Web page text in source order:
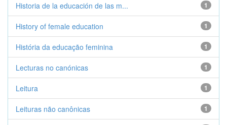
1
Historia de la educación de las m...
1
History of female education
1
História da educação feminina
1
Lecturas no canónicas
1
Leitura
1
Leituras não canônicas